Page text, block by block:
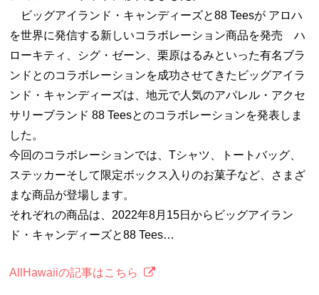
ビッグアイランド・キャンディーズと88 Teesが アロハ
を世界に発信する新しいコラボレーション商品を発売 ハ
ローキティ、シグ・ゼーン、栗原はるみといった有名ブラ
ンドとのコラボレーションを成功させてきたビッグアイラ
ンド・キャンディーズは、地元で人気のアパレル・アクセ
サリーブランド 88 Teesとのコラボレーションを発表しま
した。
今回のコラボレーションでは、Tシャツ、トートバッグ、
ステッカーそして限定ボックス入りのお菓子など、さまざ
まな商品が登場します。
それぞれの商品は、2022年8月15日からビッグアイラン
ド・キャンディーズと88 Tees…
AllHawaiiの記事はこちら